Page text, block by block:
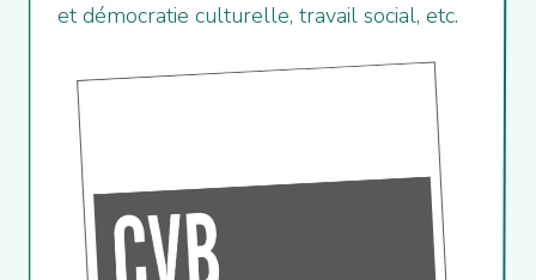
et démocratie culturelle, travail social, etc.